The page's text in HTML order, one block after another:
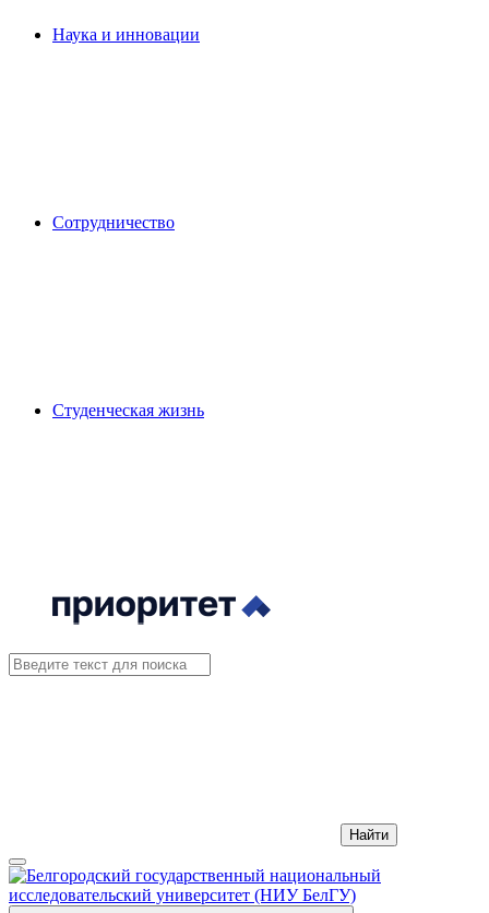
Наука и инновации
Сотрудничество
Студенческая жизнь
Найти